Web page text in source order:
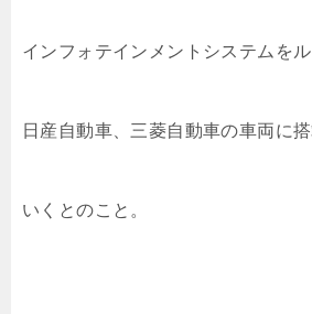
インフォテインメントシステムをル
日産自動車、三菱自動車の車両に
いくとのこと。